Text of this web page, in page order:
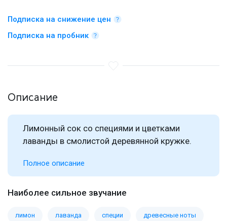
Подписка на снижение цен
Подписка на пробник
Описание
Лимонный сок со специями и цветками
лаванды в смолистой деревянной кружке.
Полное описание
Наиболее сильное звучание
лимон лаванда специи древесные ноты